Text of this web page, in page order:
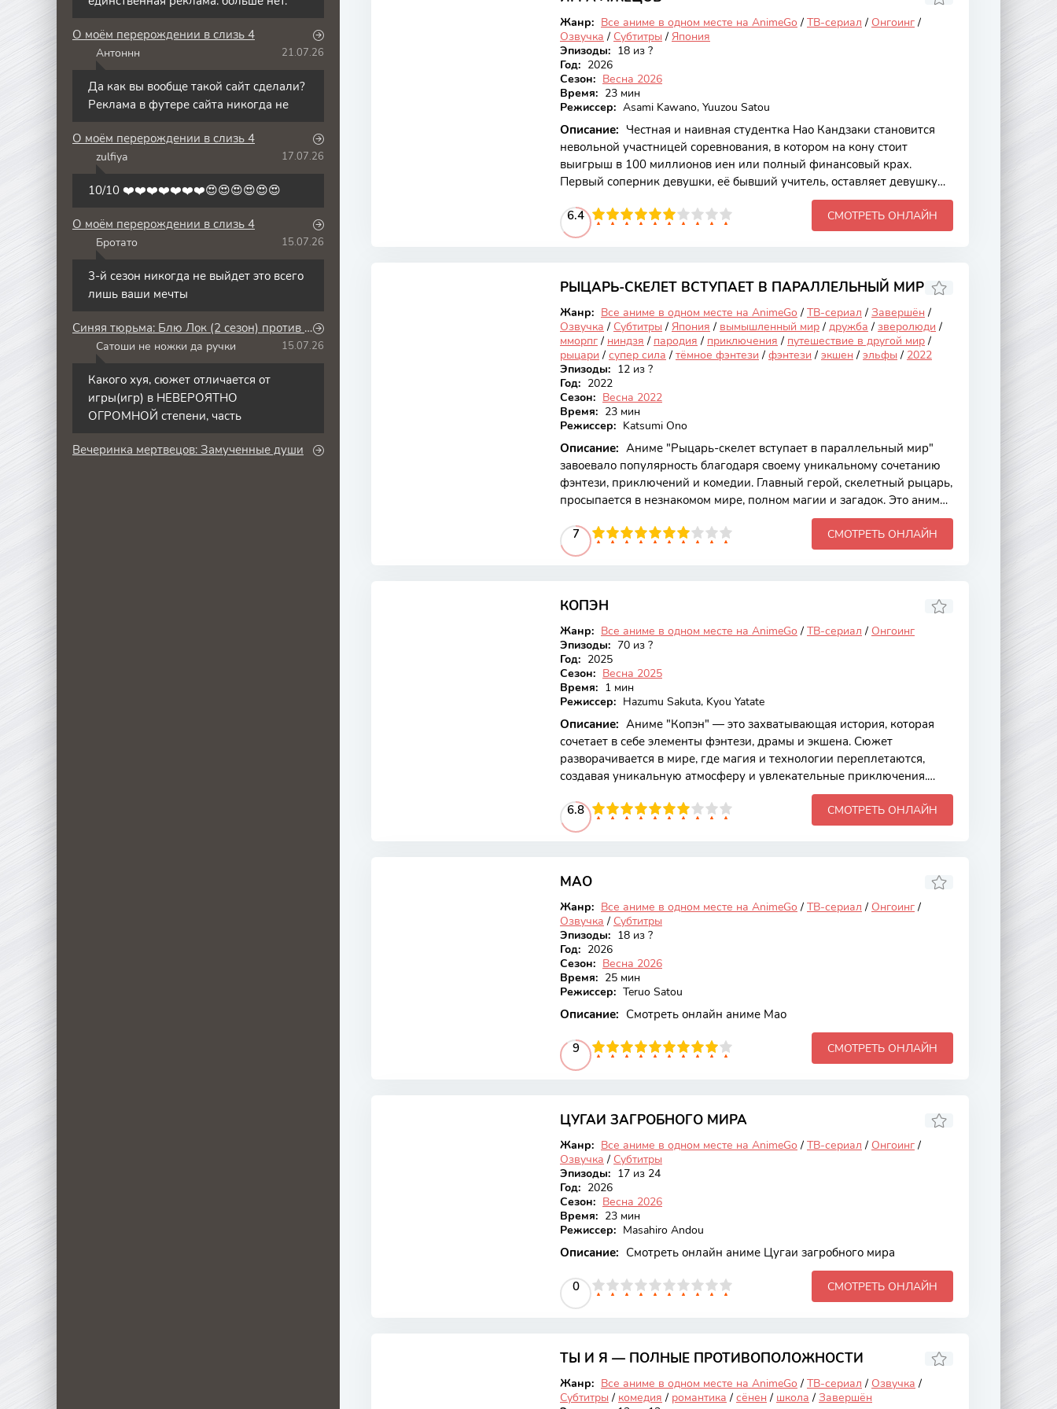
Жанр: Все аниме в одном месте на AnimeGo / ТВ-сериал / Онгоинг /
Озвучка / Субтитры / Япония
Эпизоды: 18 из ?
Год: 2026
Сезон: Весна 2026
Время: 23 мин
Режиссер: Asami Kawano, Yuuzou Satou
Описание: Честная и наивная студентка Нао Кандзаки становится
невольной участницей соревнования, в котором на кону стоит
выигрыш в 100 миллионов иен или полный финансовый крах.
Первый соперник девушки, её бывший учитель, оставляет девушку
без гроша. Чтобы отыграться и найти деньги на лечение отца, Нао
приходится объединиться с известным мошенником Синъити
Акиямой, который недавно вышел из тюрьмы, обанкротив крупную
6.4
4 5 6 7 8 9 10 СМОТРЕТЬ ОНЛАЙН
РЫЦАРЬ-СКЕЛЕТ ВСТУПАЕТ В ПАРАЛЛЕЛЬНЫЙ МИР
Жанр: Все аниме в одном месте на AnimeGo / ТВ-сериал / Завершён /
Озвучка / Субтитры / Япония / вымышленный мир / дружба / зверолюди /
мморпг / ниндзя / пародия / приключения / путешествие в другой мир /
рыцари / супер сила / тёмное фэнтези / фэнтези / экшен / эльфы / 2022
Эпизоды: 12 из ?
Год: 2022
Сезон: Весна 2022
Время: 23 мин
Режиссер: Katsumi Ono
Описание: Аниме "Рыцарь-скелет вступает в параллельный мир"
завоевало популярность благодаря своему уникальному сочетанию
фэнтези, приключений и комедии. Главный герой, скелетный рыцарь,
просыпается в незнакомом мире, полном магии и загадок. Это аниме
привлекает зрителей своим необычным сюжетом и харизматичными
персонажами, которые сталкиваются с различными испытаниями на
пути к самопознанию и пониманию своего места в новом мире.
исследовать параллельный мир. Он сталкивается с
7
4 5 6 7 8 9 10 СМОТРЕТЬ ОНЛАЙН
КОПЭН
Жанр: Все аниме в одном месте на AnimeGo / ТВ-сериал / Онгоинг
Эпизоды: 70 из ?
Год: 2025
Сезон: Весна 2025
Время: 1 мин
Режиссер: Hazumu Sakuta, Kyou Yatate
Описание: Аниме "Копэн" — это захватывающая история, которая
сочетает в себе элементы фэнтези, драмы и экшена. Сюжет
разворачивается в мире, где магия и технологии переплетаются,
создавая уникальную атмосферу и увлекательные приключения.
Главные герои, каждый со своими уникальными способностями и
личными историями, сталкиваются с различными испытаниями,
которые испытывают их на прочность и заставляют задуматься о
что его родное королевство находится на
6.8
4 5 6 7 8 9 10 СМОТРЕТЬ ОНЛАЙН
МАО
Жанр: Все аниме в одном месте на AnimeGo / ТВ-сериал / Онгоинг /
Озвучка / Субтитры
Эпизоды: 18 из ?
Год: 2026
Сезон: Весна 2026
Время: 25 мин
Режиссер: Teruo Satou
Описание: Смотреть онлайн аниме Мао
9
4 5 6 7 8 9 10 СМОТРЕТЬ ОНЛАЙН
ЦУГАИ ЗАГРОБНОГО МИРА
Жанр: Все аниме в одном месте на AnimeGo / ТВ-сериал / Онгоинг /
Озвучка / Субтитры
Эпизоды: 17 из 24
Год: 2026
Сезон: Весна 2026
Время: 23 мин
Режиссер: Masahiro Andou
Описание: Смотреть онлайн аниме Цугаи загробного мира
0
4 5 6 7 8 9 10 СМОТРЕТЬ ОНЛАЙН
ТЫ И Я — ПОЛНЫЕ ПРОТИВОПОЛОЖНОСТИ
Жанр: Все аниме в одном месте на AnimeGo / ТВ-сериал / Озвучка /
Субтитры / комедия / романтика / сёнен / школа / Завершён
О моём перерождении в слизь 4
Антоннн 21.07.26
Да как вы вообще такой сайт сделали?
Реклама в футере сайта никогда не
О моём перерождении в слизь 4
zulfiya 17.07.26
10/10 ❤️❤️❤️❤️❤️❤️❤️😍😍😍😍😍😍
О моём перерождении в слизь 4
Бротато 15.07.26
3-й сезон никогда не выйдет это всего
лишь ваши мечты
Синяя тюрьма: Блю Лок (2 сезон) против юношеской сборной Японии
Сатоши не ножки да ручки 15.07.26
Какого хуя, сюжет отличается от
игры(игр) в НЕВЕРОЯТНО
ОГРОМНОЙ степени, часть
Вечеринка мертвецов: Замученные души